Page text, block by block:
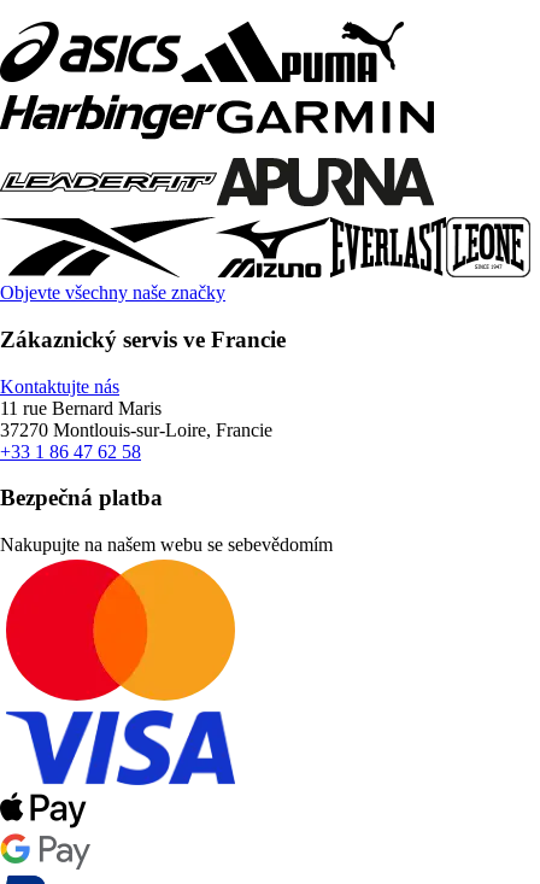
Objevte všechny naše značky
Zákaznický servis ve Francie
Kontaktujte nás
11 rue Bernard Maris
37270 Montlouis-sur-Loire, Francie
+33 1 86 47 62 58
Bezpečná platba
Nakupujte na našem webu se sebevědomím